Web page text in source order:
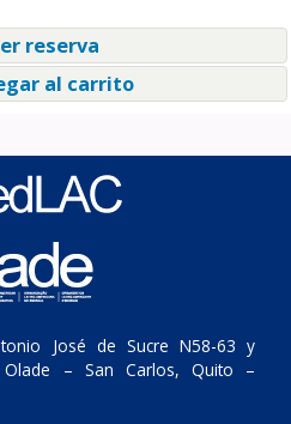
reserva
al carrito
José de Sucre N58-63 y
Olade – San Carlos, Quito –